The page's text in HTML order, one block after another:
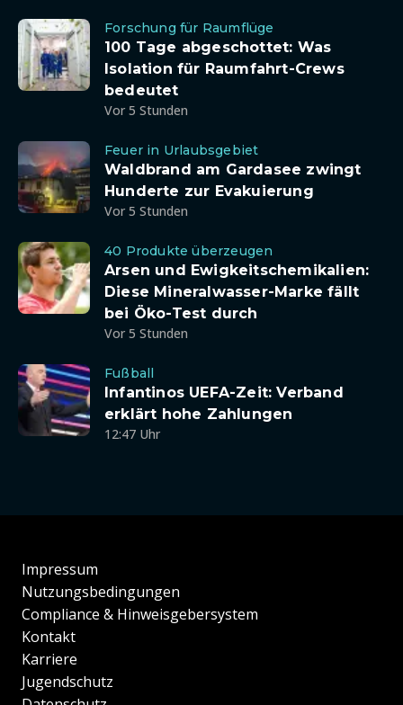
Forschung für Raumflüge
100 Tage abgeschottet: Was
Isolation für Raumfahrt-Crews
bedeutet
Vor 5 Stunden
Feuer in Urlaubsgebiet
Waldbrand am Gardasee zwingt
Hunderte zur Evakuierung
Vor 5 Stunden
40 Produkte überzeugen
Arsen und Ewigkeitschemikalien:
Diese Mineralwasser-Marke fällt
bei Öko-Test durch
Vor 5 Stunden
Fußball
Infantinos UEFA-Zeit: Verband
erklärt hohe Zahlungen
12:47 Uhr
Impressum
Nutzungsbedingungen
Compliance & Hinweisgebersystem
Kontakt
Karriere
Jugendschutz